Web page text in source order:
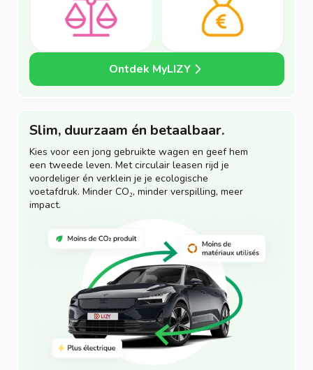
Ontdek MyLIZY
Slim, duurzaam én betaalbaar.
Kies voor een jong gebruikte wagen en geef hem
een tweede leven. Met circulair leasen rijd je
voordeliger én verklein je je ecologische
voetafdruk. Minder CO₂, minder verspilling, meer
impact.